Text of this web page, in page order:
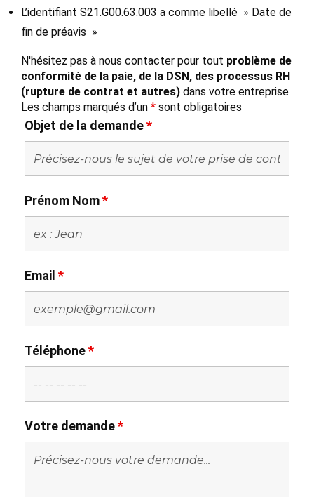
L’identifiant S21.G00.63.003 a comme libellé » Date de
fin de préavis »
N'hésitez pas à nous contacter pour tout problème de
conformité de la paie, de la DSN, des processus RH
(rupture de contrat et autres) dans votre entreprise
Les champs marqués d’un * sont obligatoires
Objet de la demande*
Prénom Nom*
Email *
Téléphone*
Votre demande*